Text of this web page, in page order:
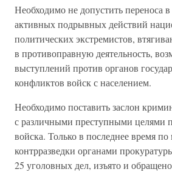
Необходимо не допустить переноса
активных подрывных действий
политических экстремистов,
в противоправную деятельность,
выступлений против органов
конфликтов войск с населением.
Необходимо поставить заслон
с различными преступными целями
войска. Только в последнее время
контрразведки органами
25 уголовных дел, изъято и